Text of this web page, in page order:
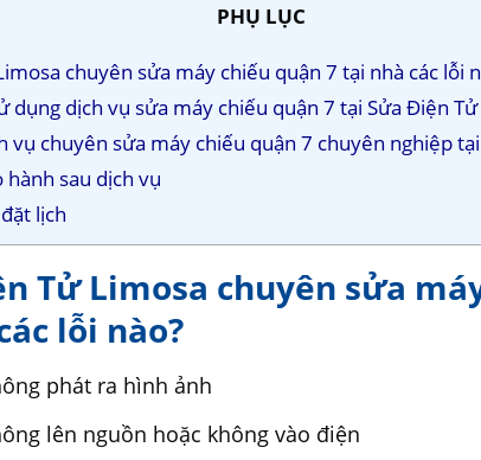
PHỤ LỤC
chuyên sửa máy chiếu quận 7 tại nhà các lỗi
dụng dịch vụ sửa máy chiếu quận 7 tại Sửa Điện
vụ chuyên sửa máy chiếu quận 7 chuyên nghiệp
sau dịch vụ
lịch
Tử Limosa chuyên sửa
lỗi nào?
phát ra hình ảnh
lên nguồn hoặc không vào điện